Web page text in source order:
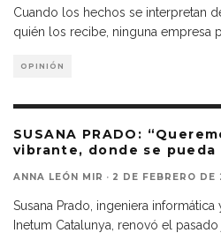
Cuando los hechos se interpretan
quién los recibe, ninguna empresa
OPINIÓN
SUSANA PRADO:
vibrante, donde se pueda
ANNA LEÓN MIR · 2 DE FEBRERO DE
Susana Prado, ingeniera
Inetum Catalunya, renovó el